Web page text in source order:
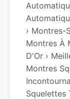
› Montres-
Montres À
D'Or ›
Montres
Squelettes